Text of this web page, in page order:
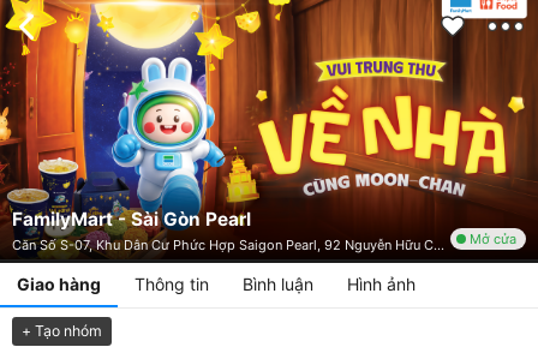
FamilyMart - Sài Gòn Pearl
Căn Số S-07, Khu Dân Cư Phức Hợp Saigon Pearl, 92 Nguyễn Hữu Cảnh, P. 22, Bình Thạnh, TP. HCM Mở cửa
Giao hàng Thông tin Bình luận Hình ảnh
+ Tạo nhóm